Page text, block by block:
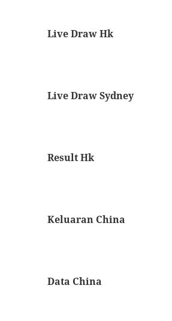
Live Draw Hk
Live Draw Sydney
Result Hk
Keluaran China
Data China